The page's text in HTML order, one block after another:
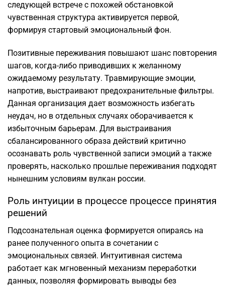
следующей встрече с похожей обстановкой
чувственная структура активируется первой,
формируя стартовый эмоциональный фон.
Позитивные переживания повышают шанс повторения
шагов, когда-либо приводивших к желанному
ожидаемому результату. Травмирующие эмоции,
напротив, выстраивают предохранительные фильтры.
Данная организация дает возможность избегать
неудач, но в отдельных случаях оборачивается к
избыточным барьерам. Для выстраивания
сбалансированного образа действий критично
осознавать роль чувственной записи эмоций а также
проверять, насколько прошлые переживания подходят
нынешним условиям вулкан россии.
Роль интуиции в процессе процессе принятия
решений
Подсознательная оценка формируется опираясь на
ранее полученного опыта в сочетании с
эмоциональных связей. Интуитивная система
работает как мгновенный механизм переработки
данных, позволяя формировать выводы без